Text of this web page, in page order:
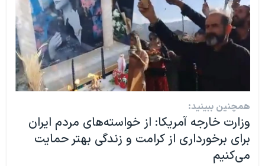
همچنین ببینید:
وزارت خارجه آمریکا: از خواسته‌های مردم ایران
برای برخورداری از کرامت و زندگی بهتر حمایت
می‌کنیم